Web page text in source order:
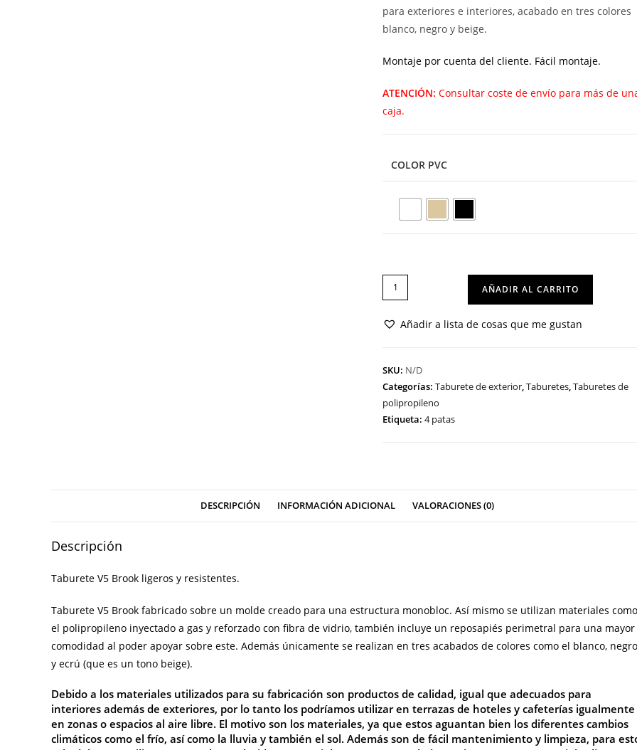
para exteriores e interiores, acabado en tres colores
blanco, negro y beige.
Montaje por cuenta del cliente. Fácil montaje.
ATENCIÓN: Consultar coste de envío para más de
caja.
COLOR PVC
TABURETE
V5
BROOK
AÑADIR AL CARRITO
Añadir a lista de cosas que me gustan
SKU: N/D
Categorías:Taburete de exterior,Taburetes,Taburetes de
polipropileno
Etiqueta:4 patas
DESCRIPCIÓN INFORMACIÓN ADICIONAL VALORACIONES (0)
Descripción
Taburete V5 Brook ligeros y resistentes.
Taburete V5 Brook fabricado sobre un molde creado para una estructura monobloc. Así mismo se utilizan materiales como
el polipropileno inyectado a gas y reforzado con fibra de vidrio, también incluye un reposapiés perimetral para una mayor
comodidad al poder apoyar sobre este. Además únicamente se realizan en tres acabados de colores como el blanco, negro
y ecrú (que es un tono beige).
Debido a los materiales utilizados para su fabricación son productos de calidad, igual que adecuados para
interiores además de exteriores, por lo tanto los podríamos utilizar en terrazas de hoteles y cafeterías igualmente
en zonas o espacios al aire libre. El motivo son los materiales, ya que estos aguantan bien los diferentes cambios
climáticos como el frío, así como la lluvia y también el sol. Además son de fácil mantenimiento y limpieza, para